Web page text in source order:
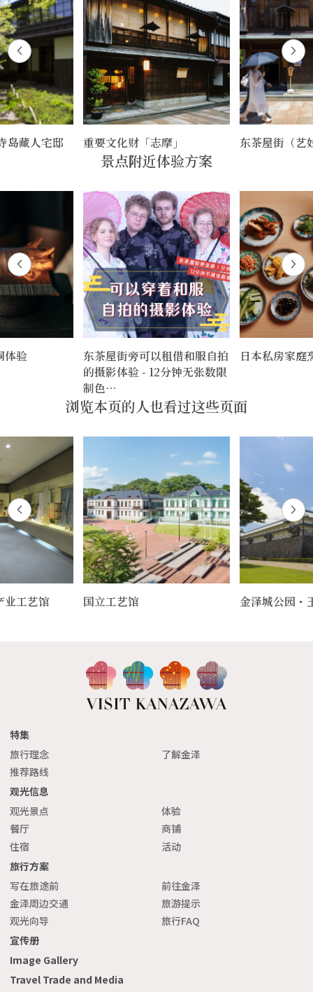
岛藏人宅邸 重要文化财「志摩」 东茶屋街（艺
景点附近体验方案
体验
东茶屋街旁可以租借和服自拍
的摄影体验 - 12分钟无张数限
制色…
日本私房家庭
浏览本页的人也看过这些页面
业工艺馆 国立工艺馆 金泽城公园・
特集
旅行理念
了解金泽
推荐路线
观光信息
观光景点
体验
餐厅
商铺
住宿
活动
旅行方案
写在旅途前
前往金泽
金泽周边交通
旅游提示
观光向导
旅行FAQ
宣传册
Image Gallery
Travel Trade and Media